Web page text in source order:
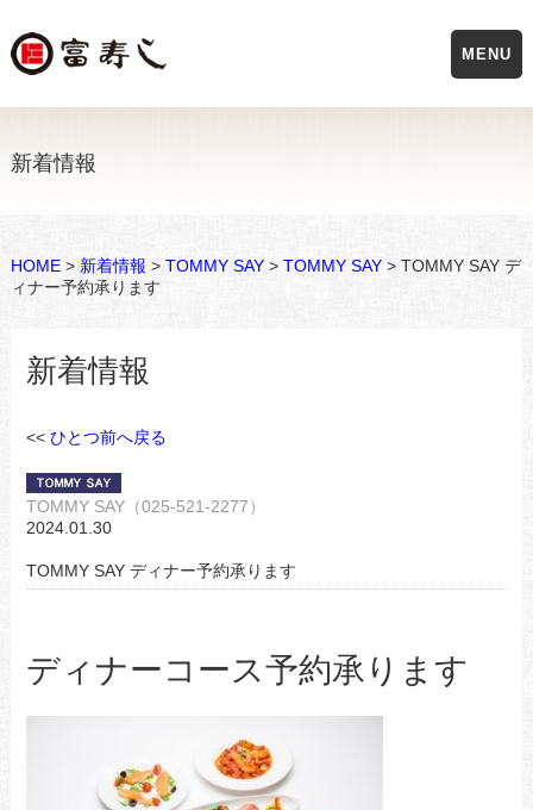
新着情報
HOME> 新着情報 > TOMMY SAY> TOMMY SAY> TOMMY SAY デ
ィナー予約承ります
新着情報
<< ひとつ前へ戻る
TOMMY SAY（025-521-2277）
2024.01.30
TOMMY SAY ディナー予約承ります
ディナーコース予約承ります
MENU